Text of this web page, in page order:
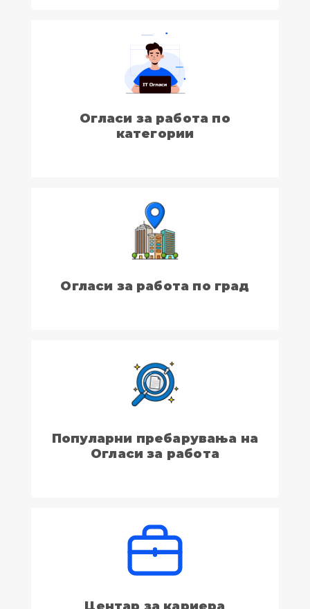
Огласи за работа по
категории
Огласи за работа по град
Популарни пребарувања на
Огласи за работа